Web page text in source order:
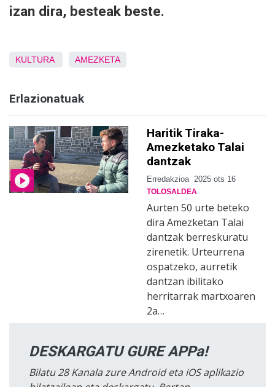
izan dira, besteak beste.
KULTURA AMEZKETA
Erlazionatuak
Haritik Tiraka-
Amezketako Talai
dantzak
Erredakzioa 2025 ots 16
TOLOSALDEA
Aurten 50 urte beteko
dira Amezketan Talai
dantzak berreskuratu
zirenetik. Urteurrena
ospatzeko, aurretik
dantzan ibilitako
herritarrak martxoaren
2a…
DESKARGATU GURE APPa!
Bilatu 28 Kanala zure Android eta iOS aplikazio